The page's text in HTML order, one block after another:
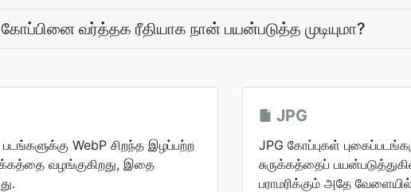
வர்த்தக ரீதியாக நான் பயன்படுத்த முடியுமா?
WebP சிறந்த இழப்பற்ற
வழங்குகிறது, இதை
JPG
JPG கோப்புகள்
சுருக்கத்தைப்
பராமரிக்கும் அதே